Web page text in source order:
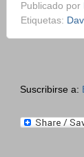
Publicado por
Etiquetas:
Suscribirse a: